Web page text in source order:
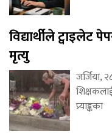
विद्यार्थीले ट्वाइलेट
मृत्यु
जर्जिया,
प्र्याङ्कका